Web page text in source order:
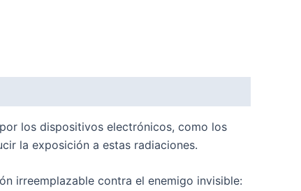
los dispositivos electrónicos, como los
la exposición a estas radiaciones.
irreemplazable contra el enemigo invisible: